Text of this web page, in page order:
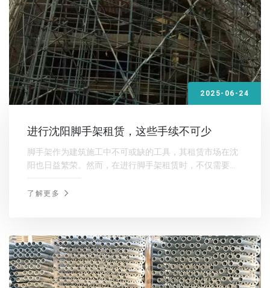
2025-06-24
进行沈阳脚手架租赁，这些手续不可少
脚手架作为建筑施工中不可或缺的工具，其租赁市场在沈
阳也日益繁荣。然而，在进行脚手架租赁时，不仅需要考
沈阳脚手架租赁所需办理的手续，让您租赁无忧。
了解更多